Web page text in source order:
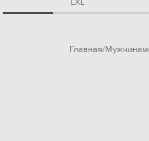
Главная Мужчинам